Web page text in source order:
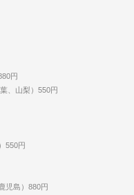
円
、山梨）550円
550円
児島）880円